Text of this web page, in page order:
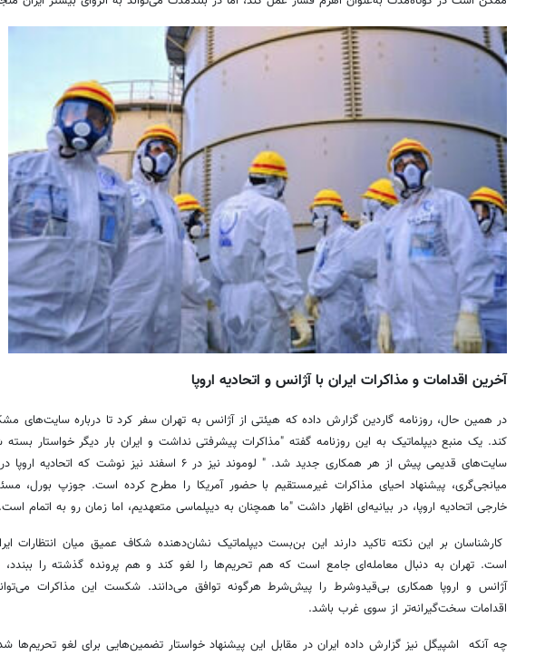
آخرین اقدامات و مذاکرات ایران با آژانس و اتحادیه اروپا
در همین حال، روزنامه گاردین گزارش داده که هیئتی از آژانس به تهران سفر کرد تا درباره سایت‌های
کند. یک منبع دیپلماتیک به این روزنامه گفته "مذاکرات پیشرفتی نداشت و ایران بار دیگر خواستار
سایت‌های قدیمی پیش از هر همکاری جدید شد. " لوموند نیز در ۶ اسفند نیز نوشت که
میانجی‌گری، پیشنهاد احیای مذاکرات غیرمستقیم با حضور آمریکا را مطرح کرده است. جوزپ بورل،
خارجی اتحادیه اروپا، در بیانیه‌ای اظهار داشت "ما همچنان به دیپلماسی متعهدیم، اما زمان رو به اتمام
کارشناسان بر این نکته تاکید دارند این بن‌بست دیپلماتیک نشان‌دهنده شکاف عمیق میان انتظارات
است. تهران به دنبال معامله‌ای جامع است که هم تحریم‌ها را لغو کند و هم پرونده گذشته را
آژانس و اروپا همکاری بی‌قیدوشرط را پیش‌شرط هرگونه توافق می‌دانند. شکست این مذاکرات
اقدامات سخت‌گیرانه‌تر از سوی غرب باشد.
چه آنکه اشپیگل نیز گزارش داده ایران در مقابل این پیشنهاد خواستار تضمین‌هایی برای لغو تحریم‌ها